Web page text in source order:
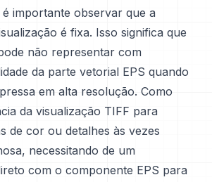
importante observar que a
é fixa. Isso significa que
não representar com
da parte vetorial EPS quando
em alta resolução. Como
da visualização TIFF para
de cor ou detalhes às vezes
necessitando de um
com o componente EPS para